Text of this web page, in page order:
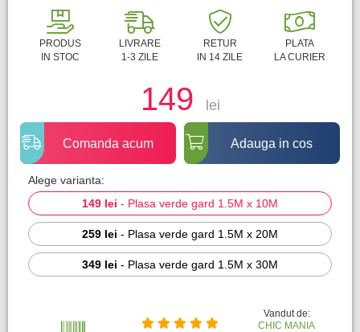
PRODUS
IN STOC
LIVRARE
1-3 ZILE
RETUR
IN 14 ZILE
PLATA
LA CURIER
149 lei
Comanda acum Adauga in cos
Alege varianta:
149 lei - Plasa verde gard 1.5M x 10M
259 lei - Plasa verde gard 1.5M x 20M
349 lei - Plasa verde gard 1.5M x 30M
Vandut de:
CHIC MANIA